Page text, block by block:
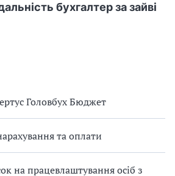
Головбух Бюджет
та оплати
на працевлаштування осіб з
бухгалтер за зайві